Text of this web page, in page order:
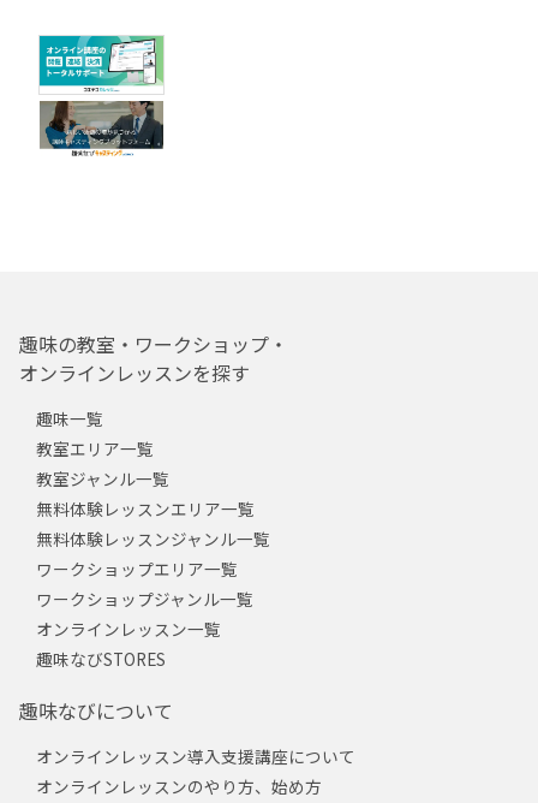
趣味の教室・ワークショップ・
オンラインレッスンを探す
趣味一覧
教室エリア一覧
教室ジャンル一覧
無料体験レッスンエリア一覧
無料体験レッスンジャンル一覧
ワークショップエリア一覧
ワークショップジャンル一覧
オンラインレッスン一覧
趣味なびSTORES
趣味なびについて
オンラインレッスン導入支援講座について
オンラインレッスンのやり方、始め方